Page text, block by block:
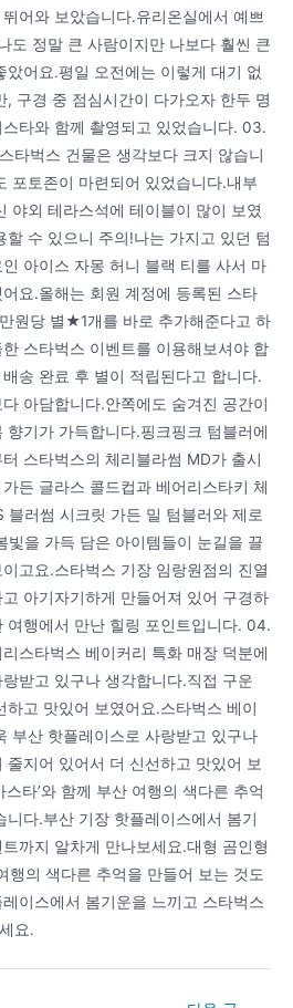
어와 보았습니다.유리온실에서 예쁘
도 정말 큰 사람이지만 나보다 훨씬 큰
았어요.평일 오전에는 이렇게 대기 없
, 구경 중 점심시간이 다가오자 한두 명
타와 함께 촬영되고 있었습니다. 03.
타벅스 건물은 생각보다 크지 않습니
포토존이 마련되어 있었습니다.내부
야외 테라스석에 테이블이 많이 보였
할 수 있으니 주의!나는 가지고 있던 텀
아이스 자몽 허니 블랙 티를 사서 마
요.올해는 회원 계정에 등록된 스타
원당 별★1개를 바로 추가해준다고 하
스타벅스 이벤트를 이용해보셔야 합
송 완료 후 별이 적립된다고 합니다.
아담합니다.안쪽에도 숨겨진 공간이
향기가 가득합니다.핑크핑크 텀블러에
스타벅스의 체리블라썸 MD가 출시
든 글라스 콜드컵과 베어리스타키 체
블러썸 시크릿 가든 밀 텀블러와 제로
빛을 가득 담은 아이템들이 눈길을 끌
고요.스타벅스 기장 임랑원점의 진열
아기자기하게 만들어져 있어 구경하
여행에서 만난 힐링 포인트입니다. 04.
스타벅스 베이커리 특화 매장 덕분에
받고 있구나 생각합니다.직접 구운
하고 맛있어 보였어요.스타벅스 베이
부산 핫플레이스로 사랑받고 있구나
지어 있어서 더 신선하고 맛있어 보
스타’와 함께 부산 여행의 색다른 추억
니다.부산 기장 핫플레이스에서 봄기
까지 알차게 만나보세요.대형 곰인형
행의 색다른 추억을 만들어 보는 것도
이스에서 봄기운을 느끼고 스타벅스
요.